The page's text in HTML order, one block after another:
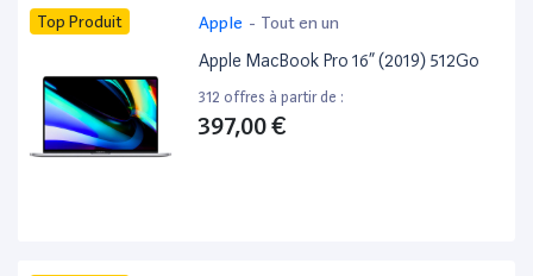
Top Produit Apple - Tout en un
Apple MacBook Pro 16” (2019) 512Go
312 offres à partir de :
397,00 €